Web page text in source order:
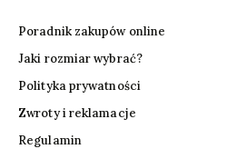
Poradnik zakupów online
Jaki rozmiar wybrać?
Polityka prywatności
Zwroty i reklamacje
Regulamin